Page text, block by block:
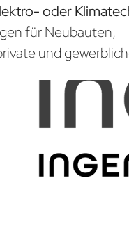
oder
für Neubauten,
und